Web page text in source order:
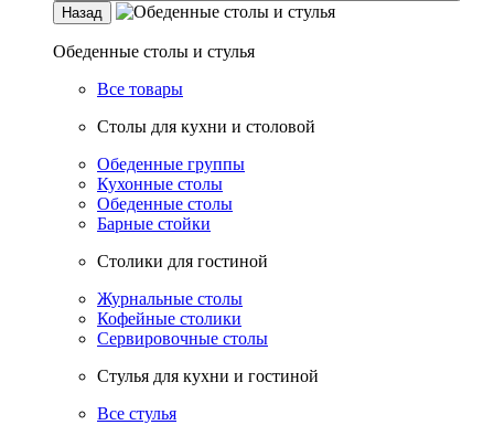
Назад
Обеденные столы и стулья
Все товары
Столы для кухни и столовой
Обеденные группы
Кухонные столы
Обеденные столы
Барные стойки
Столики для гостиной
Журнальные столы
Кофейные столики
Сервировочные столы
Стулья для кухни и гостиной
Все стулья